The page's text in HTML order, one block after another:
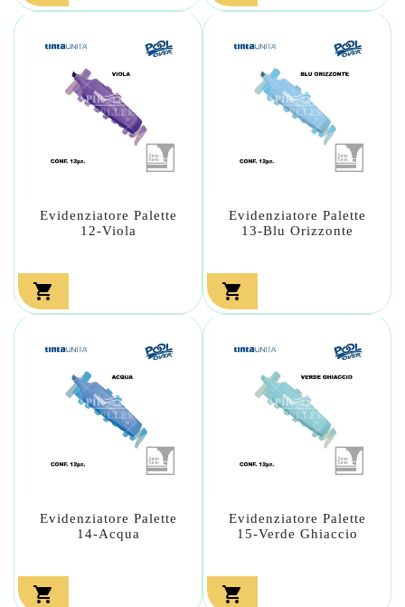
Evidenziatore Palette
12-Viola

Evidenziatore Palette
13-Blu Orizzonte

Evidenziatore Palette
14-Acqua

Evidenziatore Palette
15-Verde Ghiaccio
